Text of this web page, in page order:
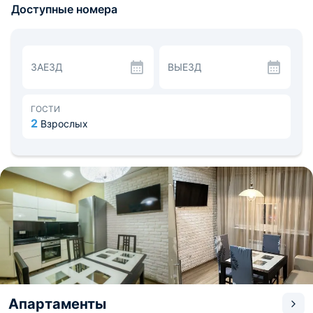
комнате установлена душевая кабина. Предлагается
мест, где можно перекусить.
Расстояние до аэропорта - 23.8 км, до
Сочи, сквер по улице Навагинская.
Доступные номера
ЗАЕЗД ВЫЕЗД
ГОСТИ
2 Взрослых
Апартаменты